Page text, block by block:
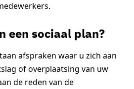
een sociaal plan?
afspraken waar u zich aan
of overplaatsing van uw
de reden van de